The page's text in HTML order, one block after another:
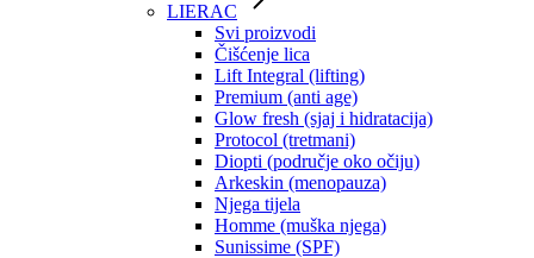
LIERAC
Svi proizvodi
Čišćenje lica
Lift Integral (lifting)
Premium (anti age)
Glow fresh (sjaj i hidratacija)
Protocol (tretmani)
Diopti (područje oko očiju)
Arkeskin (menopauza)
Njega tijela
Homme (muška njega)
Sunissime (SPF)